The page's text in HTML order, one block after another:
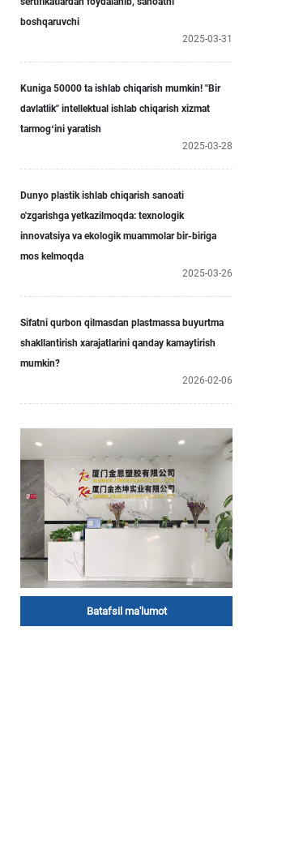
boshqaruvchi
2025-03-31
Kuniga 50000 ta ishlab chiqarish mumkin! "Bir
davlatlik" intellektual ishlab chiqarish xizmat
tarmogʻini yaratish
2025-03-28
Dunyo plastik ishlab chiqarish sanoati
o'zgarishga yetkazilmoqda: texnologik
innovatsiya va ekologik muammolar bir-biriga
mos kelmoqda
2025-03-26
Sifatni qurbon qilmasdan plastmassa buyurtma
shakllantirish xarajatlarini qanday kamaytirish
mumkin?
2026-02-06
Batafsil ma'lumot